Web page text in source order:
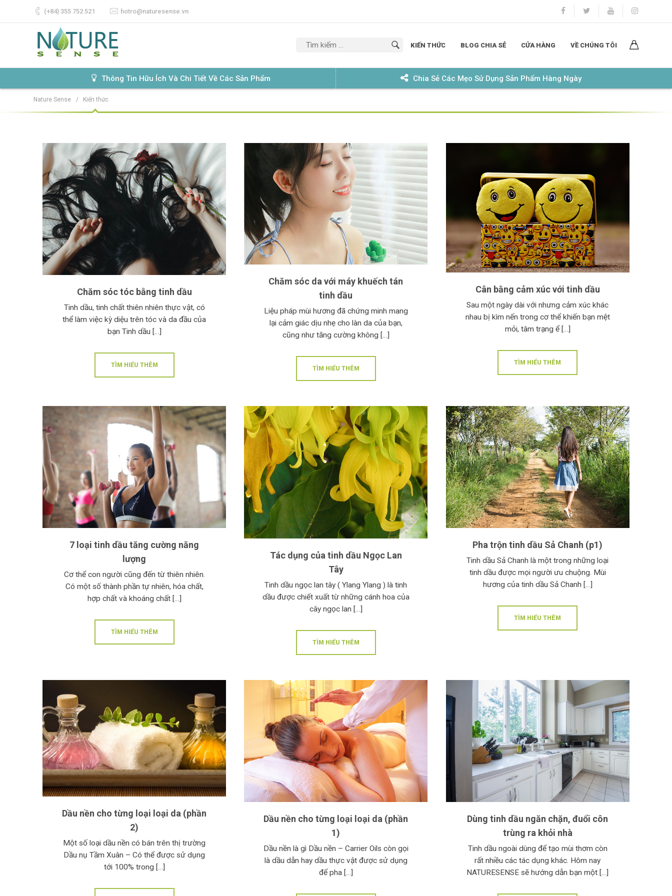
(+84) 355 752 521‬ hotro@naturesense.vn
kiếm
KIẾN THỨC BLOG CHIA SẺ CỬA HÀNG VỀ CHÚNG TÔI
Thông Tin Hữu Ích Và Chi Tiết Về Các Sản Phẩm Chia Sẻ Các Mẹo Sử Dụng Sản Phẩm Hàng Ngày
Nature Sense / Kiến thức
Chăm sóc tóc bằng tinh dầu
Tinh dầu, tinh chất thiên nhiên thực vật, có
thể làm việc kỳ diệu trên tóc và da đầu của
bạn Tinh dầu […]
TÌM HIỂU THÊM
Chăm sóc da với máy khuếch tán
tinh dầu
Liệu pháp mùi hương đã chứng minh mang
lại cảm giác dịu nhẹ cho làn da của bạn,
cũng như tăng cường không […]
TÌM HIỂU THÊM
Cân bằng cảm xúc với tinh dầu
Sau một ngày dài với nhưng cảm xúc khác
nhau bị kìm nến trong cơ thể khiến bạn mệt
mỏi, tâm trạng ể […]
TÌM HIỂU THÊM
7 loại tinh dầu tăng cường năng
lượng
Cơ thể con người cũng đến từ thiên nhiên.
Có một số thành phần tự nhiên, hóa chất,
hợp chất và khoáng chất […]
TÌM HIỂU THÊM
Tác dụng của tinh dầu Ngọc Lan
Tây
Tinh dầu ngọc lan tây ( Ylang Ylang ) là tinh
dầu được chiết xuất từ những cánh hoa của
cây ngọc lan […]
TÌM HIỂU THÊM
Pha trộn tinh dầu Sả Chanh (p1)
Tinh dầu Sả Chanh là một trong những loại
tinh dầu được mọi người ưu chuộng. Mùi
hương của tinh dầu Sả Chanh […]
TÌM HIỂU THÊM
Dầu nền cho từng loại loại da (phần
2)
Một số loại dầu nền có bán trên thị trường
Dầu nụ Tầm Xuân – Có thể được sử dụng
tới 100% trong […]
Dầu nền cho từng loại loại da (phần
1)
Dầu nền là gì Dầu nền – Carrier Oils còn gọi
là dầu dẫn hay dầu thực vật được sử dụng
để pha […]
Dùng tinh dầu ngăn chặn, đuổi côn
trùng ra khỏi nhà
Tinh dầu ngoài dùng để tạo mùi thơm còn
rất nhiều các tác dụng khác. Hôm nay
NATURESENSE sẽ hướng dẫn bạn một […]